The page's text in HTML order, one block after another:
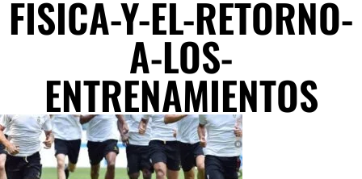
FISICA-Y-EL-RETORNO-
A-LOS-
ENTRENAMIENTOS